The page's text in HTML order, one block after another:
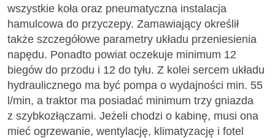
wszystkie koła oraz pneumatyczna instalacja
hamulcowa do przyczepy. Zamawiający określił
także szczegółowe parametry układu przeniesienia
napędu. Ponadto powiat oczekuje minimum 12
biegów do przodu i 12 do tyłu. Z kolei sercem układu
hydraulicznego ma być pompa o wydajności min. 55
l/min, a traktor ma posiadać minimum trzy gniazda
z szybkozłączami. Jeżeli chodzi o kabinę, musi ona
mieć ogrzewanie, wentylację, klimatyzację i fotel